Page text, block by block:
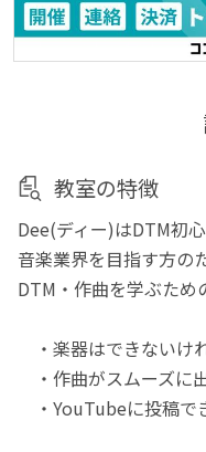
教室の特徴
Dee(ディー)はDTM初心
音楽業界を目指す方の
DTM・作曲を学ぶため
・楽器はできないけ
・作曲がスムーズに
・YouTubeに投稿で